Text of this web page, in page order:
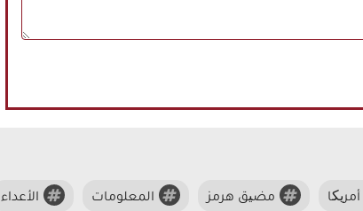
أمریکا مضیق هرمز المعلومات الأعداء